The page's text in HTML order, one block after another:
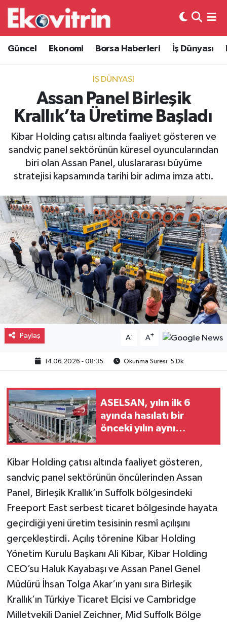
Güncel Ekonomi Borsa Haberleri İş Dünyası
İŞ DÜNYASI
Assan Panel Birleşik
Krallık’ta Üretime Başladı
Kibar Holding çatısı altında faaliyet gösteren ve
sandviç panel sektörünün küresel oyuncularından
biri olan Assan Panel, uluslararası büyüme
stratejisi kapsamında tarihi bir adıma imza attı.
Paylaş A- A+
14.06.2026 - 08:35 Okunma Süresi: 5 Dk
ASELSAN, yılın ilk 6
ayında hasılatı bir
önceki yılın aynı
Kibar Holding çatısı altında faaliyet gösteren,
sandviç panel sektörünün öncülerinden Assan
Panel, Birleşik Krallık’ın Suffolk bölgesindeki
Freeport East serbest ticaret bölgesinde hayata
geçirdiği yeni üretim tesisinin resmî açılışını
gerçekleştirdi. Açılış törenine Kibar Holding
Yönetim Kurulu Başkanı Ali Kibar, Kibar Holding
CEO’su Haluk Kayabaşı ve Assan Panel Genel
Müdürü İhsan Tolga Akar’ın yanı sıra Birleşik
Krallık’ın Türkiye Ticaret Elçisi ve Cambridge
Milletvekili Daniel Zeichner, Mid Suffolk Bölge
Güncel
Ekonomi
Borsa Haberleri
İş Dünyası
Lojistik
Otovitrin
Asayiş
Magazin
Gayrimenkul
Spor
Eğitim
Hava Durumu
Trafik Durumu
Süper Lig Puan Durumu ve Fikstür
Tüm Manşetler
Son Dakika Haberleri
Haber Arşivi